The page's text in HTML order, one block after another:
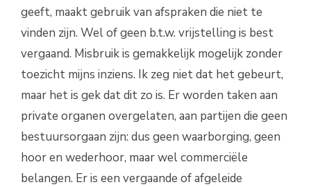
geeft, maakt gebruik van afspraken die niet te
vinden zijn. Wel of geen b.t.w. vrijstelling is best
vergaand. Misbruik is gemakkelijk mogelijk zonder
toezicht mijns inziens. Ik zeg niet dat het gebeurt,
maar het is gek dat dit zo is. Er worden taken aan
private organen overgelaten, aan partijen die geen
bestuursorgaan zijn: dus geen waarborging, geen
hoor en wederhoor, maar wel commerciële
belangen. Er is een vergaande of afgeleide